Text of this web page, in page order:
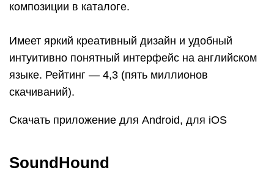
композиции в каталоге.
Имеет яркий креативный дизайн и удобный
интуитивно понятный интерфейс на английском
языке. Рейтинг — 4,3 (пять миллионов
скачиваний).
Скачать приложение для Android, для iOS
SoundHound